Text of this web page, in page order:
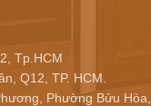
Tp.HCM
Q12, TP. HCM.
Phường Bửu Hòa,